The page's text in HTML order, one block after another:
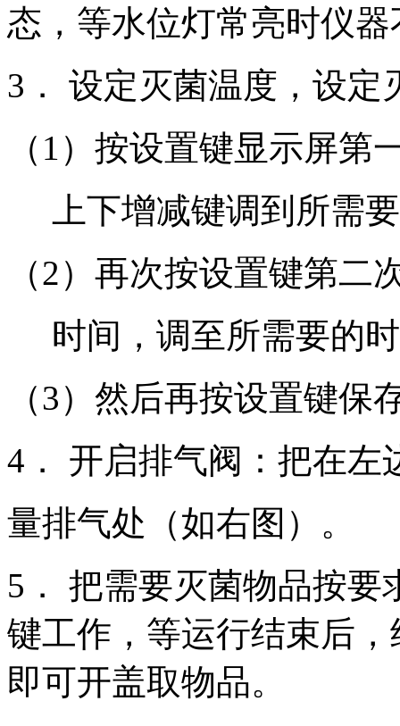
态，等水位灯常亮时仪
3． 设定灭菌温度，设定
（1）按设置键显示屏第
上下增减键调到所需
（2）再次按设置键第二
时间，调至所需要的
（3）然后再按设置键保
4． 开启排气阀：把在左
量排气处（如右图）。
5． 把需要灭菌物品按
键工作，等运行结束后
即可开盖取物品。